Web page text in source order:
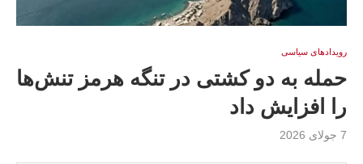
رویدادهای سیاسی
حمله به دو کشتی در تنگه هرمز تنش‌ها
را افزایش داد
7 جولای 2026